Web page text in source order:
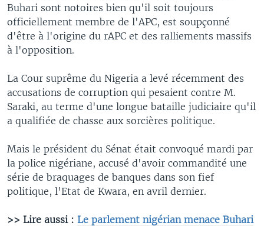
Buhari sont notoires bien qu'il soit toujours
officiellement membre de l'APC, est soupçonné
d'être à l'origine du rAPC et des ralliements massifs
à l'opposition.
La Cour suprême du Nigeria a levé récemment des
accusations de corruption qui pesaient contre M.
Saraki, au terme d'une longue bataille judiciaire qu'il
a qualifiée de chasse aux sorcières politique.
Mais le président du Sénat était convoqué mardi par
la police nigériane, accusé d'avoir commandité une
série de braquages de banques dans son fief
politique, l'Etat de Kwara, en avril dernier.
>> Lire aussi : Le parlement nigérian menace Buhari